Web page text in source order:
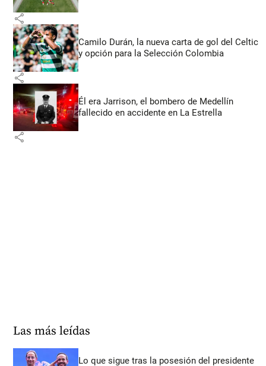
share
Camilo Durán, la nueva carta de gol del Celtic
y opción para la Selección Colombia
share
Él era Jarrison, el bombero de Medellín
fallecido en accidente en La Estrella
share
Las más leídas
Lo que sigue tras la posesión del presidente